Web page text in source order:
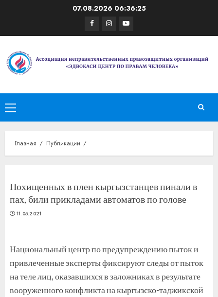
07.08.2026 06:36:25
Facebook
Instagram
Youtube
Основное
меню
Главная Публикации
Похищенных в плен кыргызстанцев пинали в
пах, били прикладами автоматов по голове
11.05.2021
Национальный центр по предупреждению пыток и
привлеченные эксперты фиксируют следы от пыток
на теле лиц, оказавшихся в заложниках в результате
вооруженного конфликта на кыргызско-таджикской